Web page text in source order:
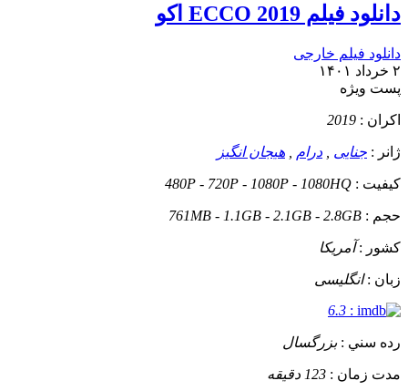
دانلود فیلم ECCO 2019 اکو
دانلود فیلم خارجی
۲ خرداد ۱۴۰۱
پست ويژه
اکران : 2019
ژانر : جنایی درام هیجان انگیز
کيفيت : 480P - 720P - 1080P - 1080HQ
حجم : 761MB - 1.1GB - 2.1GB - 2.8GB
کشور :آمریکا
زبان :انگلیسی
:
6.3
رده سني :بزرگسال
مدت زمان : 123 دقیقه